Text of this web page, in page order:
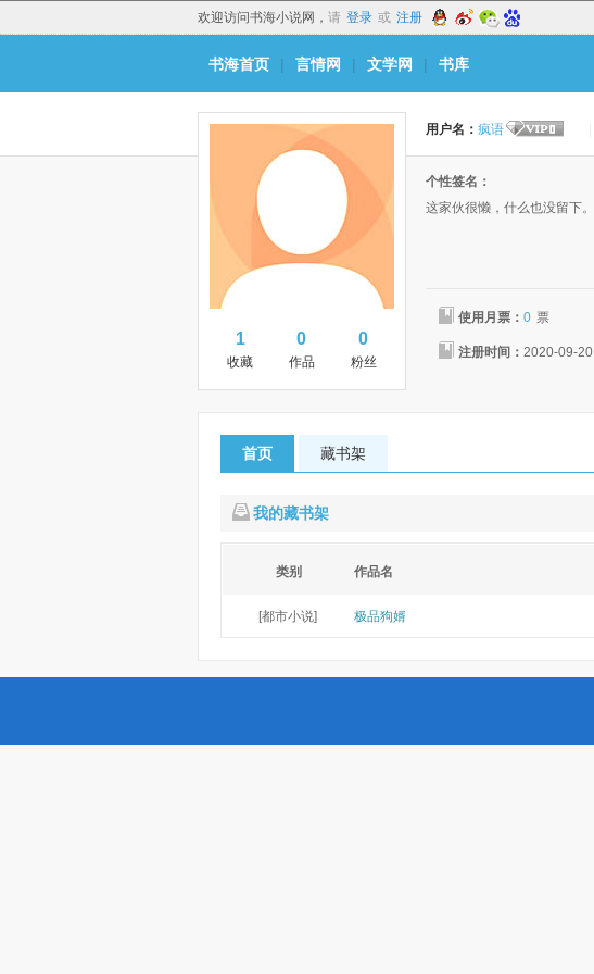
欢迎访问书海小说网， 请 登录 或 注册
书海首页 | 言情网 | 文学网 | 书库
1
收藏
0
作品
0
粉丝
用户名： 疯语
个性签名：
这家伙很懒，什么也没留下。
使用月票： 0 票
注册时间： 2020-09-20
首页 藏书架
我的藏书架
类别 作品名
[都市小说] 极品狗婿